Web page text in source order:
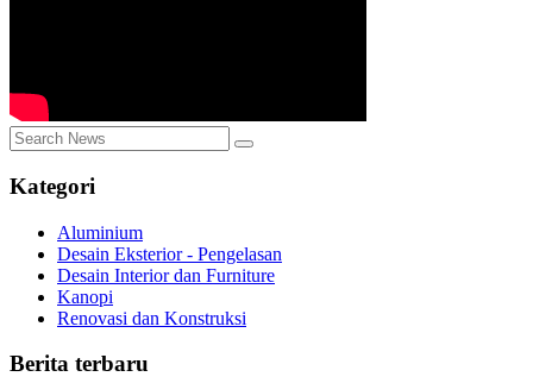
Kategori
Aluminium
Desain Eksterior - Pengelasan
Desain Interior dan Furniture
Kanopi
Renovasi dan Konstruksi
Berita terbaru